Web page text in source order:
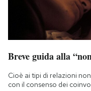
Breve guida alla
Cioè ai tipi di relazioni
con il consenso dei